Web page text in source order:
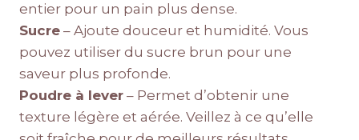
entier pour un pain plus dense.
Sucre – Ajoute douceur et humidité. Vous
pouvez utiliser du sucre brun pour une
saveur plus profonde.
Poudre à lever – Permet d’obtenir une
texture légère et aérée. Veillez à ce qu’elle